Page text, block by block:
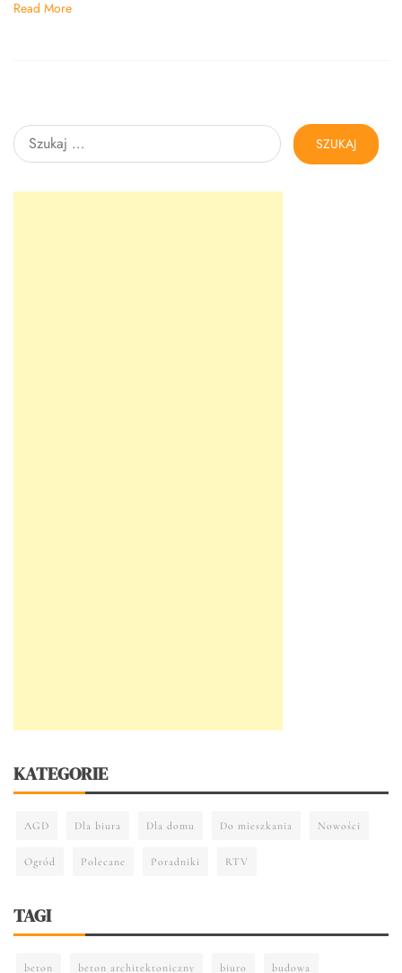
Read More
Szukaj:
KATEGORIE
AGD Dla biura Dla domu Do mieszkania Nowości
Ogród Polecane Poradniki RTV
TAGI
beton beton architektoniczny biuro budowa